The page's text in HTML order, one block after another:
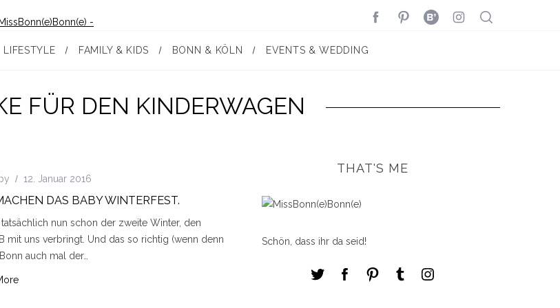
LIFESTYLE FAMILY & KIDS BONN & KÖLN EVENTS & WEDDING
FÜR DEN KINDERWAGEN
12. Januar 2016
DAS BABY WINTERFEST.
tatsächlich nun schon der zweite Winter, den
mit uns verbringt. Und das so richtig (wenn denn
auch mal der…
THAT'S ME
Schön, dass ihr da seid!